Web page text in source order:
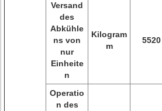
Versand
des
Abkühle
ns von
nur
Einheite
n
Kilogram
m
5520
Operatio
n des